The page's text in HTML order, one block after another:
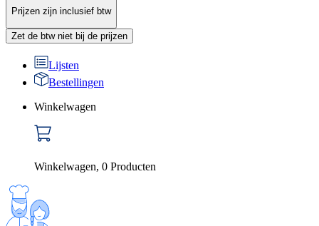
Prijzen zijn inclusief btw
Zet de btw niet bij de prijzen
Lijsten
Bestellingen
Winkelwagen
Winkelwagen, 0 Producten